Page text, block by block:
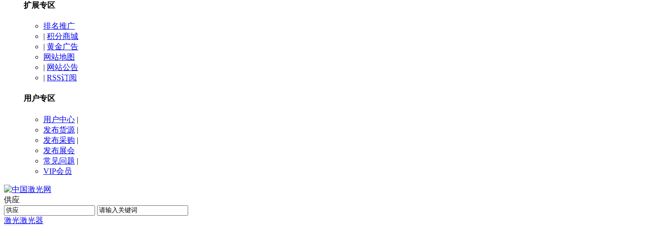
扩展专区
排名推广
| 积分商城
| 黄金广告
网站地图
| 网站公告
| RSS订阅
用户专区
用户中心 |
发布货源 |
发布采购 |
发布展会
常见问题 |
VIP会员
供应
激光激光器